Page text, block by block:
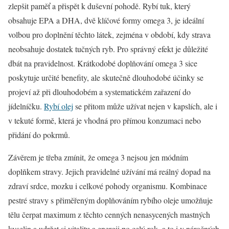
zlepšit paměť a přispět k duševní pohodě. Rybí tuk, který
obsahuje EPA a DHA, dvě klíčové formy omega 3, je ideální
volbou pro doplnění těchto látek, zejména v období, kdy strava
neobsahuje dostatek tučných ryb. Pro správný efekt je důležité
dbát na pravidelnost. Krátkodobé doplňování omega 3 sice
poskytuje určité benefity, ale skutečně dlouhodobé účinky se
projeví až při dlouhodobém a systematickém zařazení do
jídelníčku. Rybí olej se přitom může užívat nejen v kapslích, ale i
v tekuté formě, která je vhodná pro přímou konzumaci nebo
přidání do pokrmů.
Závěrem je třeba zmínit, že omega 3 nejsou jen módním
doplňkem stravy. Jejich pravidelné užívání má reálný dopad na
zdraví srdce, mozku i celkové pohody organismu. Kombinace
pestré stravy s přiměřeným doplňováním rybího oleje umožňuje
tělu čerpat maximum z těchto cenných nenasycených mastných